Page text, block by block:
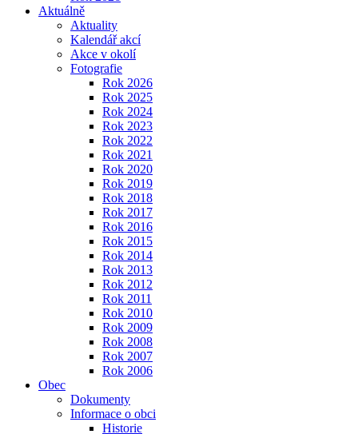
Aktuálně
Aktuality
Kalendář akcí
Akce v okolí
Fotografie
Rok 2026
Rok 2025
Rok 2024
Rok 2023
Rok 2022
Rok 2021
Rok 2020
Rok 2019
Rok 2018
Rok 2017
Rok 2016
Rok 2015
Rok 2014
Rok 2013
Rok 2012
Rok 2011
Rok 2010
Rok 2009
Rok 2008
Rok 2007
Rok 2006
Obec
Dokumenty
Informace o obci
Historie